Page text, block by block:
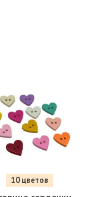
10 цветов